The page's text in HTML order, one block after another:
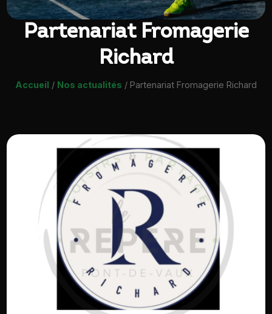
Partenariat Fromagerie
Richard
Accueil / Nos actualités / Partenariat Fromagerie Richard